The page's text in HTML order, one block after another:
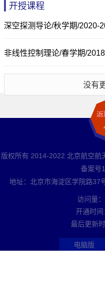
开授课程
深空探测导论/秋学期/2020-
非线性控制理论/春学期/
没有
版权所有 2014-2022 北京航空
备案号
地址：北京市海淀区学院路
访问量：
开通时间
最后更新时
电脑版